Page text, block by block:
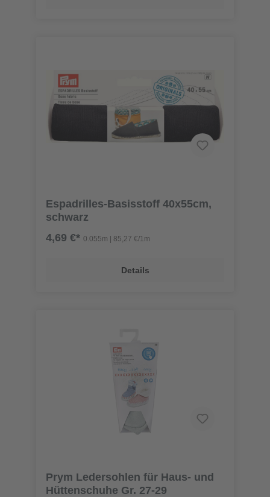
Espadrilles-Basisstoff 40x55cm,
schwarz
4,69 €* 0.055m | 85,27 €/1m
Details
Prym Ledersohlen für Haus- und
Hüttenschuhe Gr. 27-29